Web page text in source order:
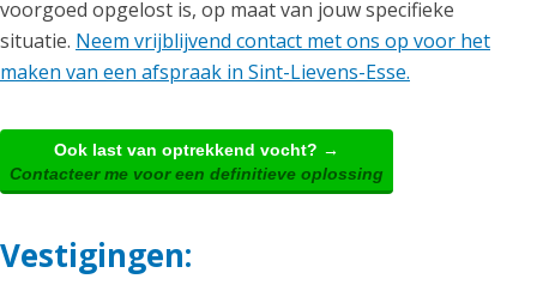
voorgoed opgelost is, op maat van jouw specifieke
situatie. Neem vrijblijvend contact met ons op voor het
maken van een afspraak in Sint-Lievens-Esse.
Ook last van optrekkend vocht? →
Contacteer me voor een definitieve oplossing
Vestigingen: